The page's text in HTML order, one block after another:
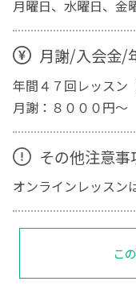
月曜日、水曜日、金
月謝/入会金/
年間４７回レッスン
月謝：８０００円〜
その他注意事
オンラインレッスン
こ